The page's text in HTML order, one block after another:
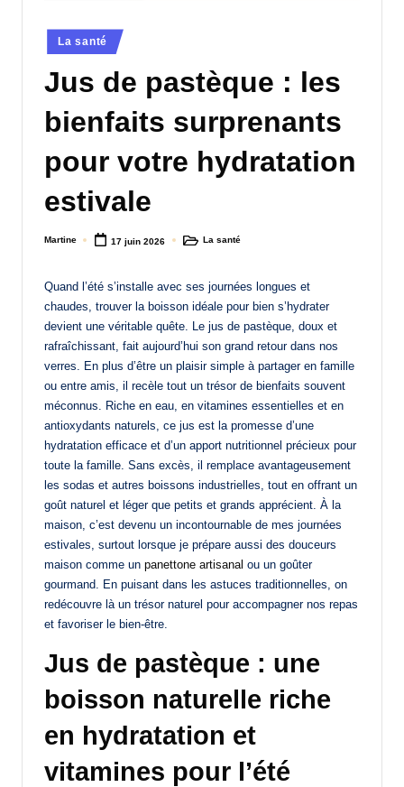
Posted
in
La santé
Jus de pastèque : les
bienfaits surprenants
pour votre hydratation
estivale
Posted
Martine 17 juin 2026
PostedLa santé
Quand l’été s’installe avec ses journées longues et
chaudes, trouver la boisson idéale pour bien s’hydrater
devient une véritable quête. Le jus de pastèque, doux et
rafraîchissant, fait aujourd’hui son grand retour dans nos
verres. En plus d’être un plaisir simple à partager en famille
ou entre amis, il recèle tout un trésor de bienfaits souvent
méconnus. Riche en eau, en vitamines essentielles et en
antioxydants naturels, ce jus est la promesse d’une
hydratation efficace et d’un apport nutritionnel précieux pour
toute la famille. Sans excès, il remplace avantageusement
les sodas et autres boissons industrielles, tout en offrant un
goût naturel et léger que petits et grands apprécient. À la
maison, c’est devenu un incontournable de mes journées
estivales, surtout lorsque je prépare aussi des douceurs
maison comme un panettone artisanal ou un goûter
gourmand. En puisant dans les astuces traditionnelles, on
redécouvre là un trésor naturel pour accompagner nos repas
et favoriser le bien-être.
Jus de pastèque : une
boisson naturelle riche
en hydratation et
vitamines pour l’été